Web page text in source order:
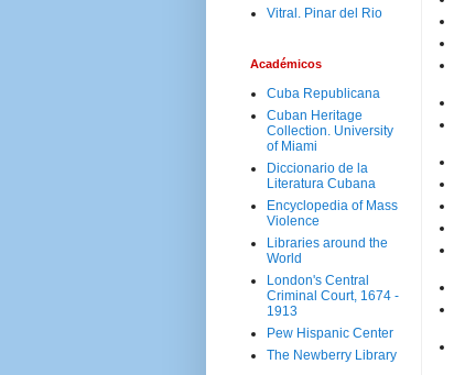
Vitral. Pinar del Rio
Académicos
Cuba Republicana
Cuban Heritage
Collection. University
of Miami
Diccionario de la
Literatura Cubana
Encyclopedia of Mass
Violence
Libraries around the
World
London's Central
Criminal Court, 1674 -
1913
Pew Hispanic Center
The Newberry Library